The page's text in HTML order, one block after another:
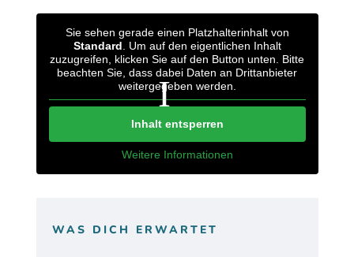
Sie sehen gerade einen Platzhalterinhalt von
Standard . Um auf den eigentlichen Inhalt
zuzugreifen, klicken Sie auf den Button unten. Bitte
beachten Sie, dass dabei Daten an Drittanbieter
weitergegeben werden.
Inhalt entsperren
Weitere Informationen
WAS DICH ERWARTET